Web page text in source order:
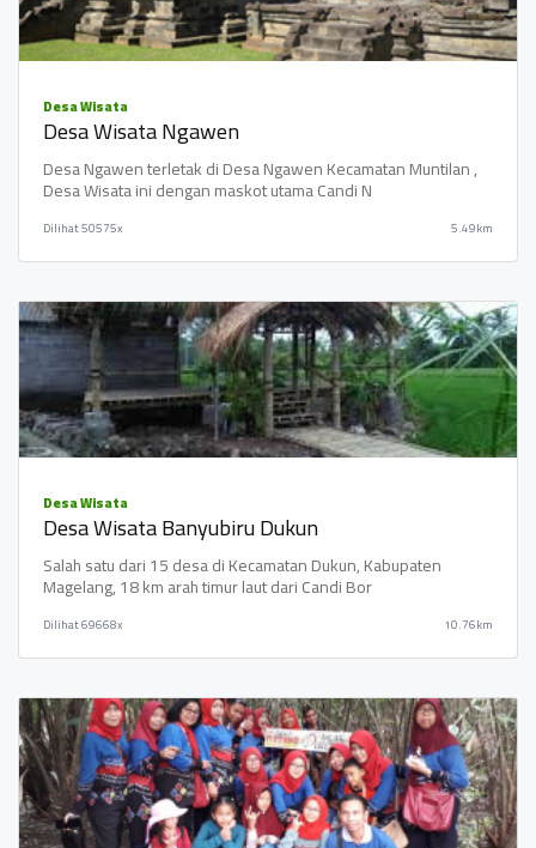
Desa Wisata
Desa Wisata Ngawen
Desa Ngawen terletak di Desa Ngawen Kecamatan Muntilan ,
Desa Wisata ini dengan maskot utama Candi N
Dilihat50575x 5.49km
Desa Wisata
Desa Wisata Banyubiru Dukun
Salah satu dari 15 desa di Kecamatan Dukun, Kabupaten
Magelang, 18 km arah timur laut dari Candi Bor
Dilihat69668x 10.76km